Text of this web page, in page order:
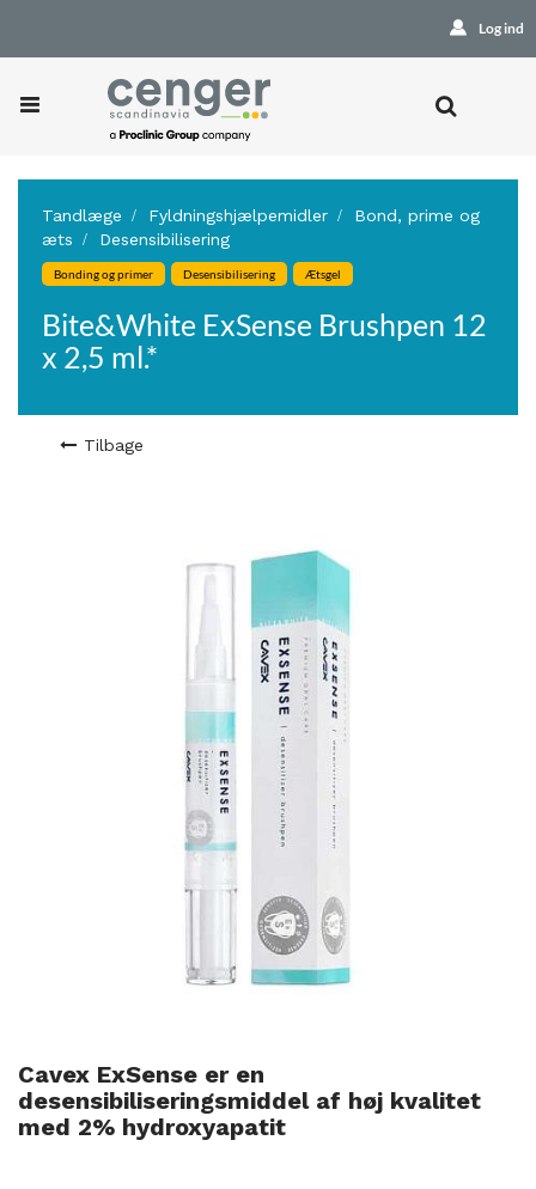
Log ind
Tandlæge Fyldningshjælpemidler
Bond, prime og
æts
Desensibilisering
Bonding og primer Desensibilisering Ætsgel
Bite&White ExSense Brushpen 12
x 2,5 ml.*
Tilbage
Cavex ExSense er en
desensibiliseringsmiddel af høj kvalitet
med 2% hydroxyapatit